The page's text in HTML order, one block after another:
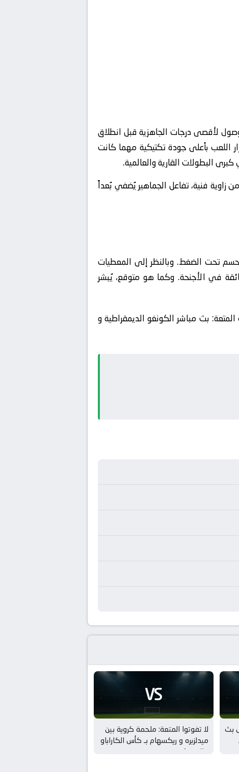
لأقصى درجات الجاهزية قبل انطلاق
اللعب بأعلى جودة تكتيكية مهما كانت
زاوية فنية، تفاعل الجماهير يُضفي بُعداً
تحت الضغط. وبالنظر إلى المعطيات
في الأجنحة. وكما هو متوقع، يُبشر
بث مباشر الكونغو الديمقراطية و
بث
بـ
VS
لا تفوتوا المتعة: ملحمة كروية بين
ميدلزبره و ريكسهام بـ كأس الكاراباو
– الدور 1